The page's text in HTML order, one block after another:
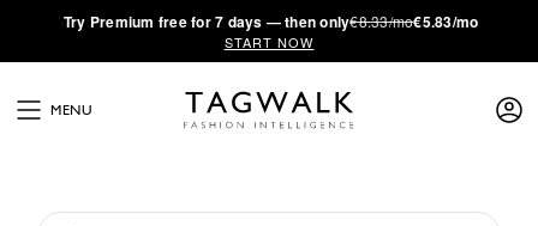
·Try Premium free for 7 days — then only€8.33/mo€5.83/mo
START NOW
MENU